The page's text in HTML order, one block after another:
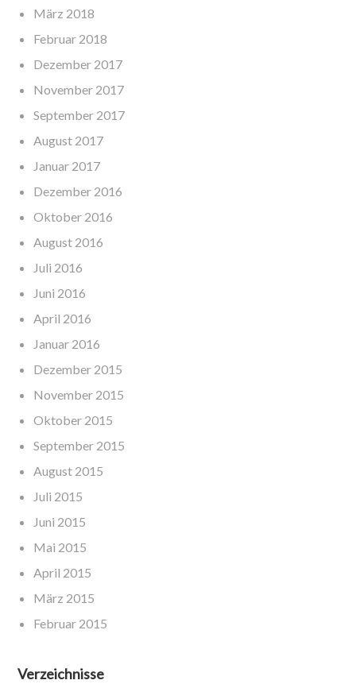
März 2018
Februar 2018
Dezember 2017
November 2017
September 2017
August 2017
Januar 2017
Dezember 2016
Oktober 2016
August 2016
Juli 2016
Juni 2016
April 2016
Januar 2016
Dezember 2015
November 2015
Oktober 2015
September 2015
August 2015
Juli 2015
Juni 2015
Mai 2015
April 2015
März 2015
Februar 2015
Verzeichnisse